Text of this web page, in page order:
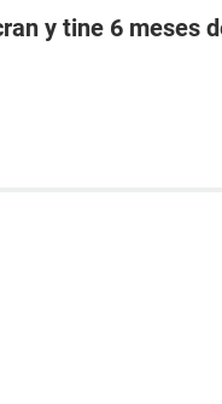
y tine 6 meses